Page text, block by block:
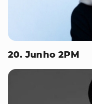
20. Junho 2PM